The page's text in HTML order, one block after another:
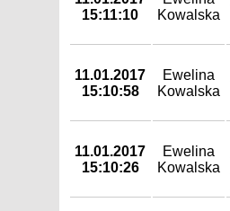
15:11:10
Kowalska
11.01.2017
15:10:58
Ewelina
Kowalska
11.01.2017
15:10:26
Ewelina
Kowalska